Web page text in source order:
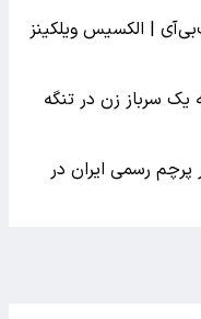
| الکسیس ویلکینز
سرباز زن در تنگه
پرچم رسمی ایران در